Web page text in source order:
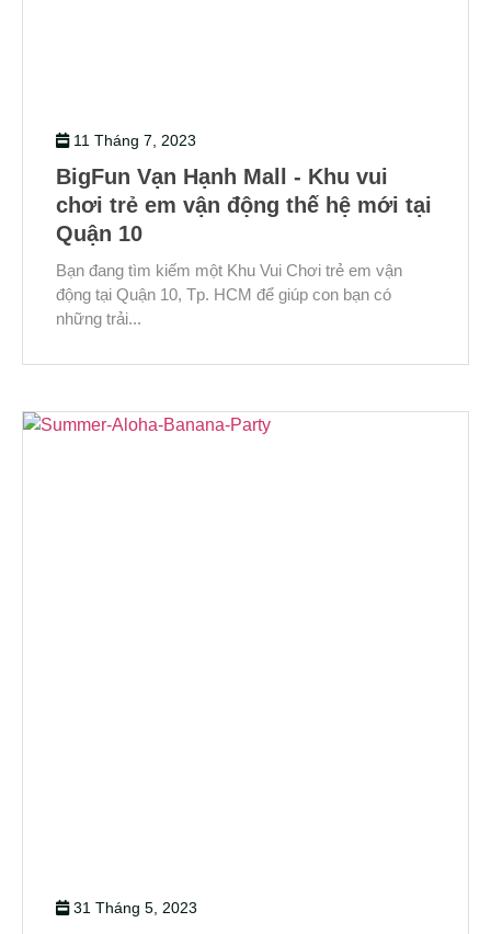
11 Tháng 7, 2023
BigFun Vạn Hạnh Mall - Khu vui
chơi trẻ em vận động thế hệ mới tại
Quận 10
Bạn đang tìm kiếm một Khu Vui Chơi trẻ em vận
động tại Quận 10, Tp. HCM để giúp con bạn có
những trải...
31 Tháng 5, 2023